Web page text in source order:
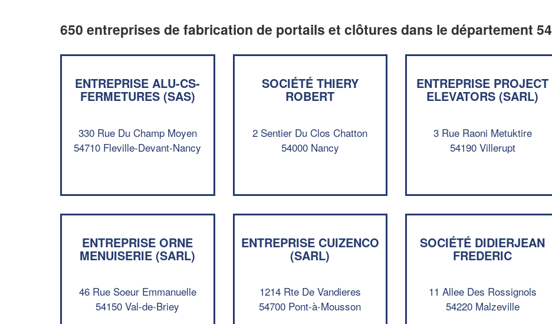
650 entreprises de fabrication de portails et clôtures dans le département 54
ENTREPRISE ALU-CS-
FERMETURES (SAS)
330 Rue Du Champ Moyen
54710 Fleville-Devant-Nancy
SOCIÉTÉ THIERY
ROBERT
2 Sentier Du Clos Chatton
54000 Nancy
ENTREPRISE PROJECT
ELEVATORS (SARL)
3 Rue Raoni Metuktire
54190 Villerupt
ENTREPRISE ORNE
MENUISERIE (SARL)
46 Rue Soeur Emmanuelle
54150 Val-de-Briey
ENTREPRISE CUIZENCO
(SARL)
1214 Rte De Vandieres
54700 Pont-à-Mousson
SOCIÉTÉ DIDIERJEAN
FREDERIC
11 Allee Des Rossignols
54220 Malzeville